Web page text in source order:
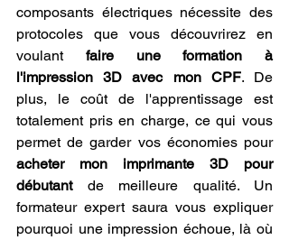
composants électriques nécessite des
protocoles que vous découvrirez en
voulant faire une formation à
l'impression 3D avec mon CPF. De
plus, le coût de l'apprentissage est
totalement pris en charge, ce qui vous
permet de garder vos économies pour
acheter mon imprimante 3D pour
débutant de meilleure qualité. Un
formateur expert saura vous expliquer
pourquoi une impression échoue, là où